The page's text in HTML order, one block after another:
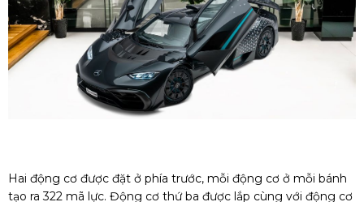
Hai động cơ được đặt ở phía trước, mỗi động cơ ở mỗi bánh
tạo ra 322 mã lực. Động cơ thứ ba được lắp cùng với động cơ